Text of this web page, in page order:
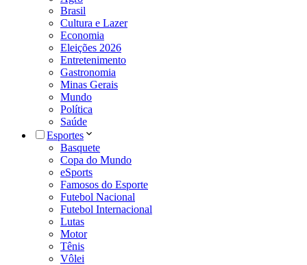
Brasil
Cultura e Lazer
Economia
Eleições 2026
Entretenimento
Gastronomia
Minas Gerais
Mundo
Política
Saúde
Esportes
Basquete
Copa do Mundo
eSports
Famosos do Esporte
Futebol Nacional
Futebol Internacional
Lutas
Motor
Tênis
Vôlei